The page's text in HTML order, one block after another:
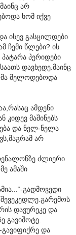
არ
ხომ იქვე
ისევ გასცილდები
ჩემი წლები? ის
პერიდები
დავხედე.მაინც
მელოდებოდა
ამდენი
კიდევ მაშინებს
და ნელ-ნელა
არ
ძლიერი
ამაში
გადმოვედი
შევეკედლე.გარემოს
დავურეკე და
გავიშოტე.
გავიფიქრე და